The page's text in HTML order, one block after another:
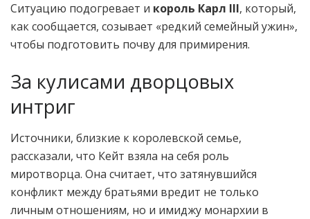
Ситуацию подогревает и король Карл III, который,
как сообщается, созывает «редкий семейный ужин»,
чтобы подготовить почву для примирения.
За кулисами дворцовых
интриг
Источники, близкие к королевской семье,
рассказали, что Кейт взяла на себя роль
миротворца. Она считает, что затянувшийся
конфликт между братьями вредит не только
личным отношениям, но и имиджу монархии в